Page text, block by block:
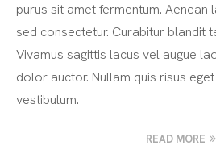
purus sit amet fermentum. Aenean
sed consectetur. Curabitur blandit
Vivamus sagittis lacus vel augue
dolor auctor. Nullam quis risus
vestibulum.
READ MORE